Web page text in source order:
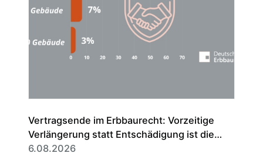
Vertragsende im Erbbaurecht: Vorzeitige
Verlängerung statt Entschädigung ist die
Regel
6.08.2026